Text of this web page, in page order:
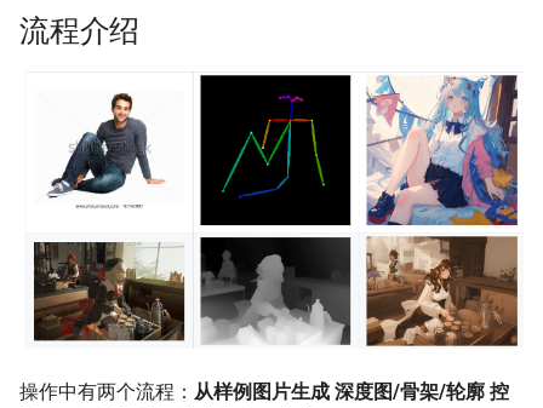
与 Blender 结合使用
流程介绍
操作中有两个流程： 从样例图片生成 深度图/骨架/轮廓 控